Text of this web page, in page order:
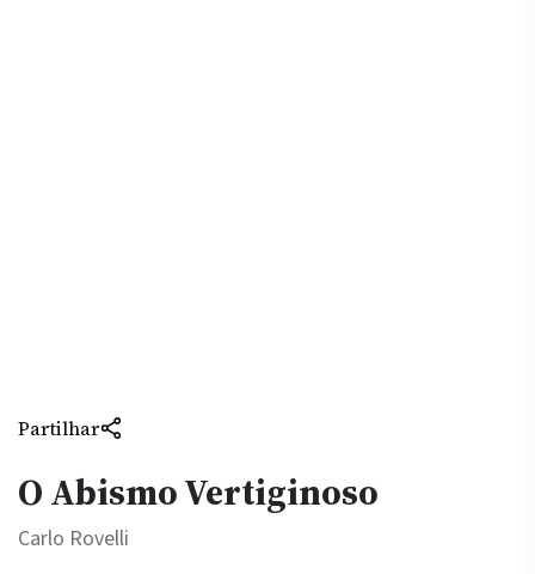
Partilhar
O Abismo Vertiginoso
Carlo Rovelli